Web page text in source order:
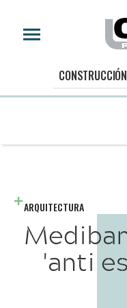
CONSTRUCCIÓN
ARQUITECTURA
'anti